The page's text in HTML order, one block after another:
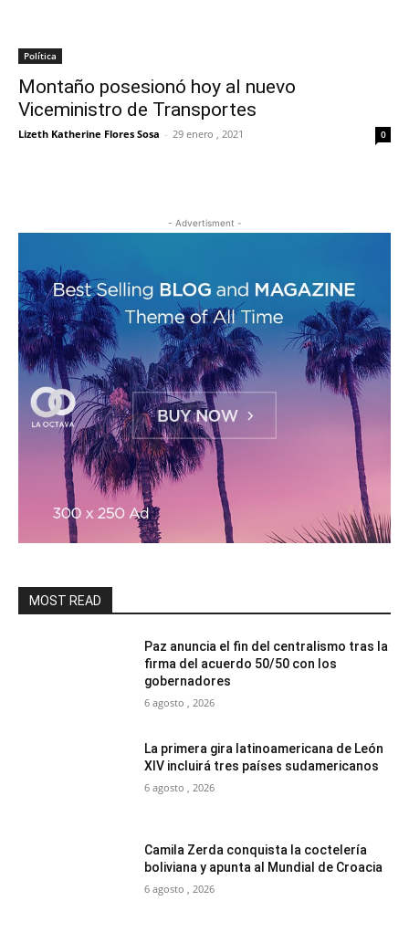
Política
Montaño posesionó hoy al nuevo
Viceministro de Transportes
Lizeth Katherine Flores Sosa - 29 enero , 2021 0
- Advertisment -
MOST READ
Paz anuncia el fin del centralismo tras la
firma del acuerdo 50/50 con los
gobernadores
6 agosto , 2026
La primera gira latinoamericana de León
XIV incluirá tres países sudamericanos
6 agosto , 2026
Camila Zerda conquista la coctelería
boliviana y apunta al Mundial de Croacia
6 agosto , 2026